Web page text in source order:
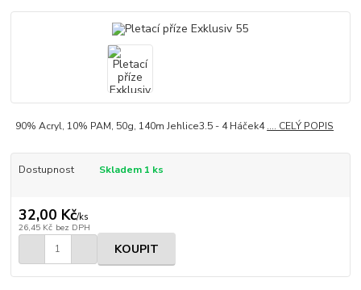
90% Acryl, 10% PAM, 50g, 140m Jehlice3.5 - 4 Háček4.... CELÝ POPIS
Dostupnost Skladem 1 ks
32,00 Kč/ks
26,45 Kč bez DPH
KOUPIT